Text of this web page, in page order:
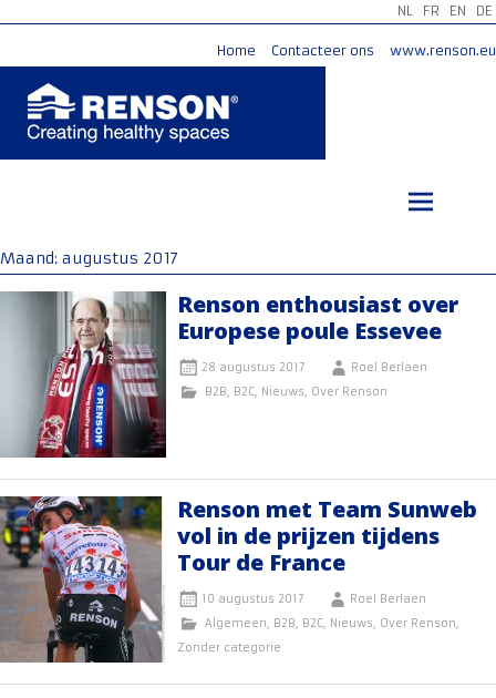
NL FR EN DE
Home Contacteer ons www.renson.eu
Maand: augustus 2017
Renson enthousiast over
Europese poule Essevee
28 augustus 2017
Roel Berlaen
B2B, B2C, Nieuws, Over Renson
Renson met Team Sunweb
vol in de prijzen tijdens
Tour de France
10 augustus 2017
Roel Berlaen
Algemeen, B2B, B2C, Nieuws, Over Renson,
Zonder categorie